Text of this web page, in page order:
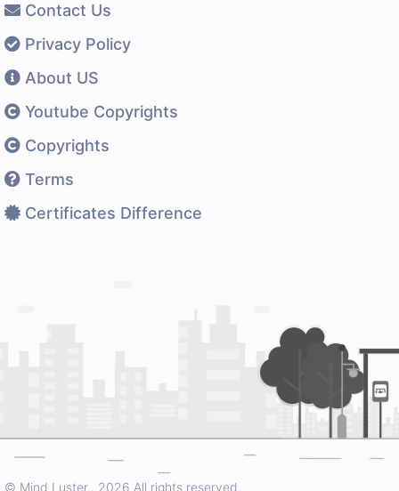
Contact Us
Privacy Policy
About US
Youtube Copyrights
Copyrights
Terms
Certificates Difference
© Mind Luster.. 2026 All rights reserved.